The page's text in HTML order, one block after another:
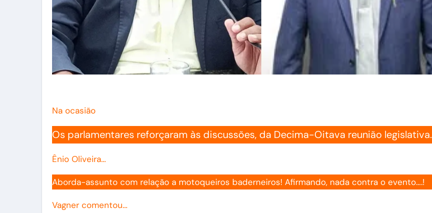
Na ocasião
Os parlamentares reforçaram às discussões, da Decima-Oitava reunião legislativa.
Ênio Oliveira…
Aborda-assunto com relação a motoqueiros baderneiros! Afirmando, nada contra o evento….!
Vagner comentou…